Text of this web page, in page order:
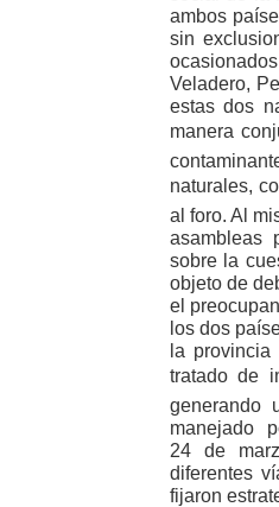
ambos
sin
Veladero,
estas dos
manera
naturales,
al foro. Al
asambleas
sobre la
objeto de
el
los dos
la
tratado de
generando
manejado
24 de
diferentes
fijaron